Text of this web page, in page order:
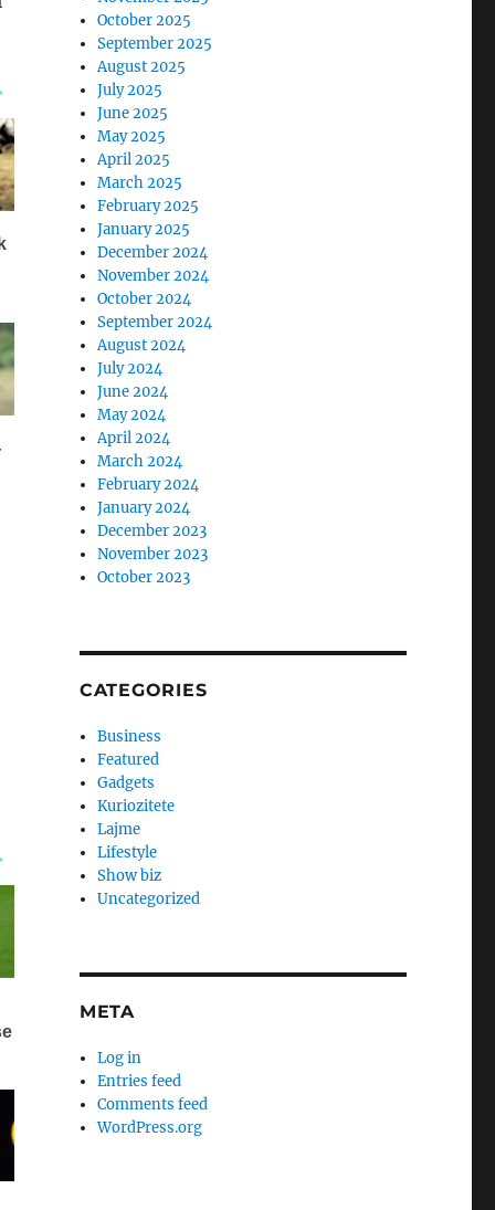
October 2025
September 2025
August 2025
July 2025
June 2025
May 2025
April 2025
March 2025
February 2025
January 2025
December 2024
November 2024
October 2024
September 2024
August 2024
July 2024
June 2024
May 2024
April 2024
March 2024
February 2024
January 2024
December 2023
November 2023
October 2023
CATEGORIES
Business
Featured
Gadgets
Kuriozitete
Lajme
Lifestyle
Show biz
Uncategorized
META
Log in
Entries feed
Comments feed
WordPress.org